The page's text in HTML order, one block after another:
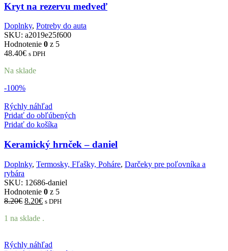
Kryt na rezervu medveď
Doplnky, Potreby do auta
SKU: a2019e25f600
Hodnotenie 0 z 5
48.40€ s DPH
Na sklade
-100%
Rýchly náhľad
Pridať do obľúbených
Pridať do košíka
Keramický hrnček – daniel
Doplnky, Termosky, Fľašky, Poháre, Darčeky pre poľovníka a
rybára
SKU: 12686-daniel
Hodnotenie 0 z 5
8.20€ Pôvodná
bola:
8.20€Aktuálna
je:
s DPH
1 na sklade .
Rýchly náhľad